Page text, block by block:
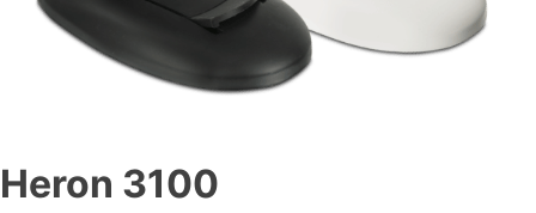
Heron 3100